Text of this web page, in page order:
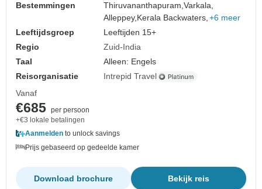
Bestemmingen
Thiruvananthapuram,Varkala,
Alleppey,Kerala Backwaters, +6 meer
Leeftijdsgroep
Leeftijden 15+
Regio
Zuid-India
Taal
Alleen: Engels
Reisorganisatie
Intrepid Travel
Vanaf
€685 per persoon
+€3 lokale betalingen
Aanmelden to unlock savings
Prijs gebaseerd op gedeelde kamer
Bekijk reis
Download brochure